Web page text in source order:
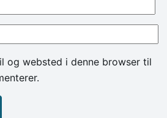
og websted i denne browser til